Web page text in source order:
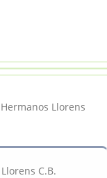
Llorens
C.B.